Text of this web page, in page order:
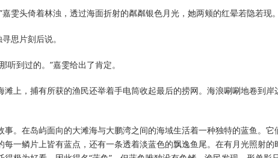
雯头倚着林浊，透过海面折射的粼粼银色月光，她两颊的红晕若隐若现。
思片刻后说。
听到过的。”嘉雯给出了肯定。
滩上，捕有所获的渔民还举着手电筒收起最后的捞网。海浪唰唰地卷到
事。在岛屿面向的大滩海与大鹏湾之间的海域生活着一种独特的蓝鱼。
每一鳞片上皆有蓝点，还有一条透着淡蓝色的飘逸鱼尾。在有月光照射